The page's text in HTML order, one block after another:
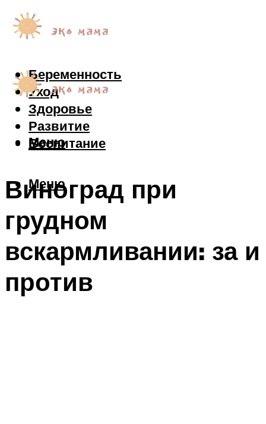
Беременность
Уход
Здоровье
Развитие
Воспитание
Меню
Меню
Виноград при
грудном
вскармливании: за и
против